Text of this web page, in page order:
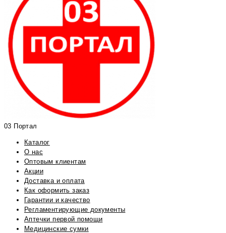
03 Портал
Каталог
О нас
Оптовым клиентам
Акции
Доставка и оплата
Как оформить заказ
Гарантии и качество
Регламентирующие документы
Аптечки первой помощи
Медицинские сумки